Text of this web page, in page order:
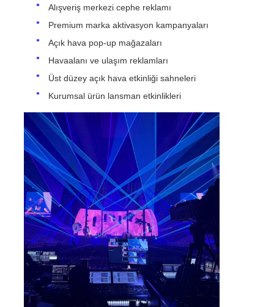
SMD LED Ekran
Dış LED Ekran Tablosu
Alışveriş merkezi cephe reklamı
Premium marka aktivasyon kampanyaları
Açık hava pop-up mağazaları
Havaalanı ve ulaşım reklamları
Üst düzey açık hava etkinliği sahneleri
Kurumsal ürün lansman etkinlikleri